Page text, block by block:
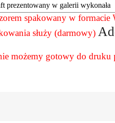
prezentowany w galerii wykonała
spakowany w formacie
służy (darmowy)
możemy gotowy do druku